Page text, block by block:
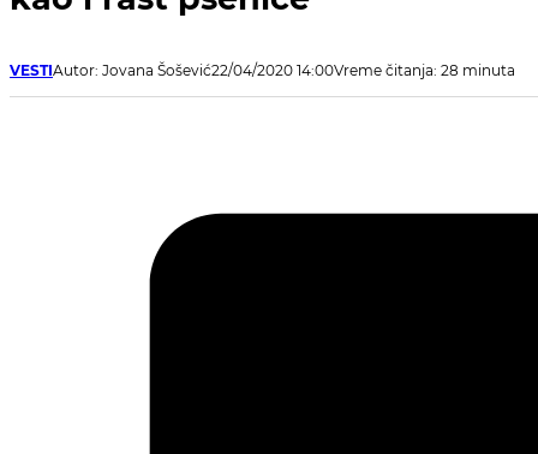
VESTIAutor: Jovana Šošević22/04/2020 14:00Vreme čitanja: 28 minuta